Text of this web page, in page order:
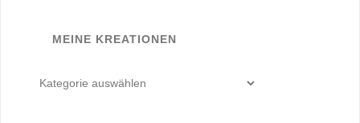
MEINE KREATIONEN